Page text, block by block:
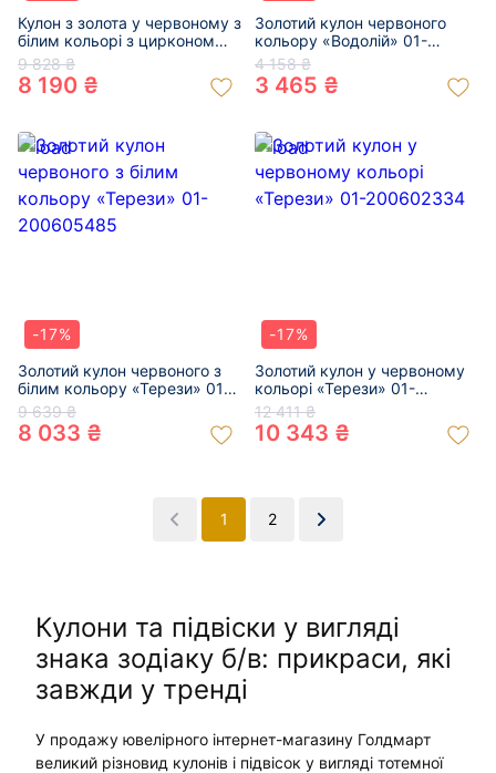
Кулон з золота у червоному з
білим кольорі з цирконом
«Терези» 01-200761028
9 828 ₴
8 190 ₴
Золотий кулон червоного
кольору «Водолій» 01-
200624910
4 158 ₴
3 465 ₴
-17%
Золотий кулон червоного з
білим кольору «Терези» 01-
200605485
9 639 ₴
8 033 ₴
-17%
Золотий кулон у червоному
кольорі «Терези» 01-
200602334
12 411 ₴
10 343 ₴
1 2
Кулони та підвіски у вигляді
знака зодіаку б/в: прикраси, які
завжди у тренді
У продажу ювелірного інтернет-магазину Голдмарт
великий різновид кулонів і підвісок у вигляді тотемної